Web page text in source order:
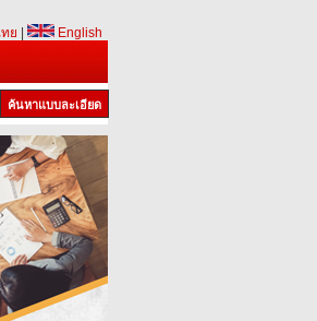
ย
English
ค้นหาแบบละเอียด